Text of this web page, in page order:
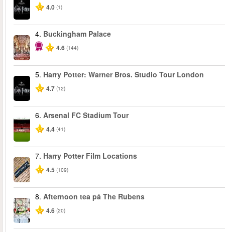
4.0 (1)
4. Buckingham Palace
4.6 (144)
5. Harry Potter: Warner Bros. Studio Tour London
4.7 (12)
6. Arsenal FC Stadium Tour
4.4 (41)
7. Harry Potter Film Locations
4.5 (109)
8. Afternoon tea på The Rubens
4.6 (20)